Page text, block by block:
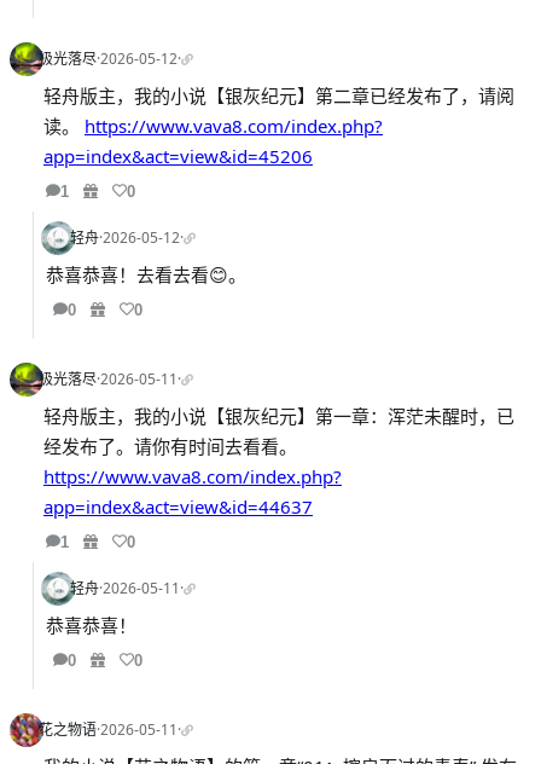
极光落尽·2026-05-12·
轻舟版主，我的小说【银灰纪元】第二章已经发布了，请阅
读。 https://www.vava8.com/index.php?
app=index&act=view&id=45206
1 0
轻舟·2026-05-12·
恭喜恭喜！去看去看😊。
0 0
极光落尽·2026-05-11·
轻舟版主，我的小说【银灰纪元】第一章：浑茫未醒时，已
经发布了。请你有时间去看看。
https://www.vava8.com/index.php?
app=index&act=view&id=44637
1 0
轻舟·2026-05-11·
恭喜恭喜！
0 0
花之物语·2026-05-11·